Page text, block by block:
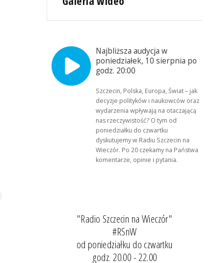
Najbliższa audycja w
poniedziałek, 10 sierpnia po
godz. 20:00
Szczecin, Polska, Europa, Świat – jak
decyzje polityków i naukowców oraz
wydarzenia wpływają na otaczającą
nas rzeczywistość? O tym od
poniedziałku do czwartku
dyskutujemy w Radiu Szczecin na
Wieczór. Po 20 czekamy na Państwa
komentarze, opinie i pytania.
"Radio Szczecin na Wieczór"
#RSnW
od poniedziałku do czwartku
godz. 20.00 - 22.00